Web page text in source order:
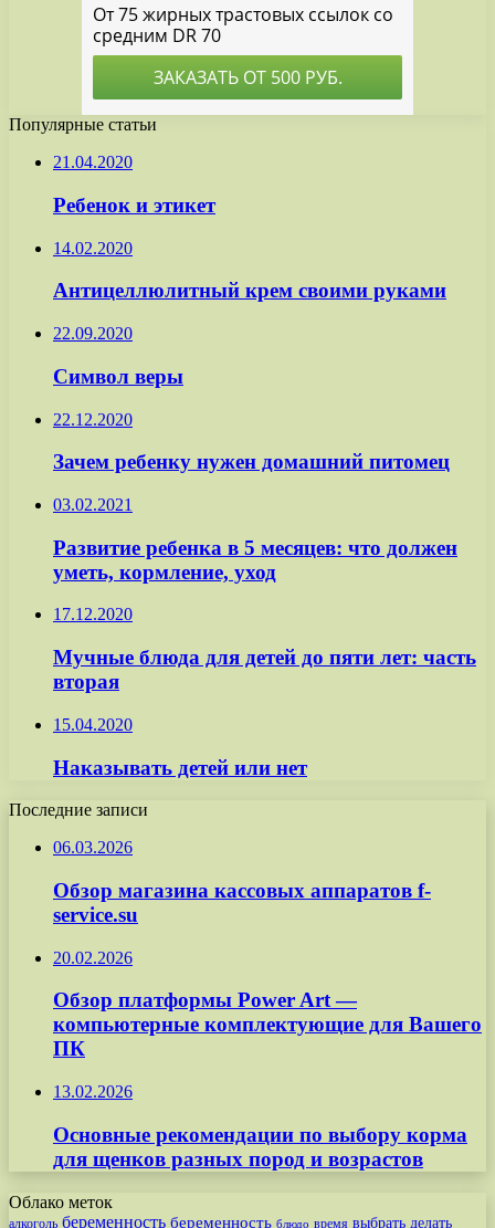
Популярные статьи
21.04.2020
Ребенок и этикет
14.02.2020
Антицеллюлитный крем своими руками
22.09.2020
Символ веры
22.12.2020
Зачем ребенку нужен домашний питомец
03.02.2021
Развитие ребенка в 5 месяцев: что должен
уметь, кормление, уход
17.12.2020
Мучные блюда для детей до пяти лет: часть
вторая
15.04.2020
Наказывать детей или нет
Последние записи
06.03.2026
Обзор магазина кассовых аппаратов f-
service.su
20.02.2026
Обзор платформы Power Art —
компьютерные комплектующие для Вашего
ПК
13.02.2026
Основные рекомендации по выбору корма
для щенков разных пород и возрастов
Облако меток
алкоголь беременность беременность блюдо время выбрать делать